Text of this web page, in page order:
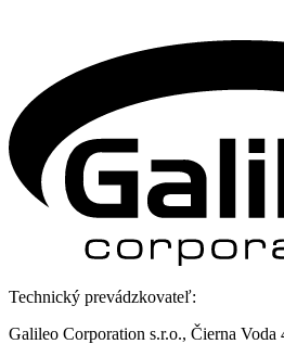
Technický prevádzkovateľ:
Galileo Corporation s.r.o., Čierna Voda